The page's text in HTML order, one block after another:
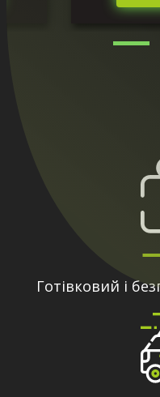
Готівковий і